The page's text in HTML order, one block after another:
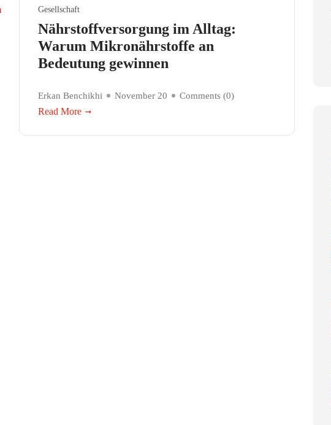
Gesellschaft
Nährstoffversorgung im Alltag:
Warum Mikronährstoffe an
Bedeutung gewinnen
Erkan Benchikhi November 20 Comments (0)
Read More